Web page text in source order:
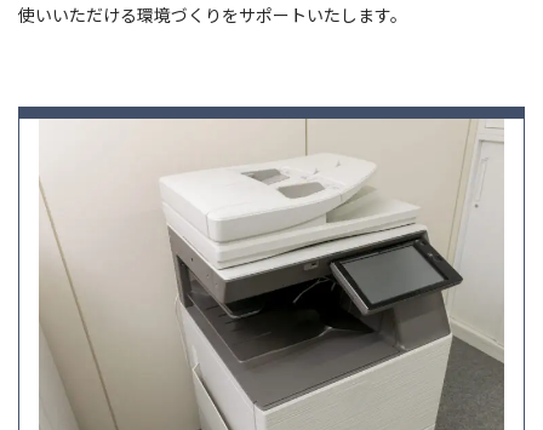
使いいただける環境づくりをサポートいたします。